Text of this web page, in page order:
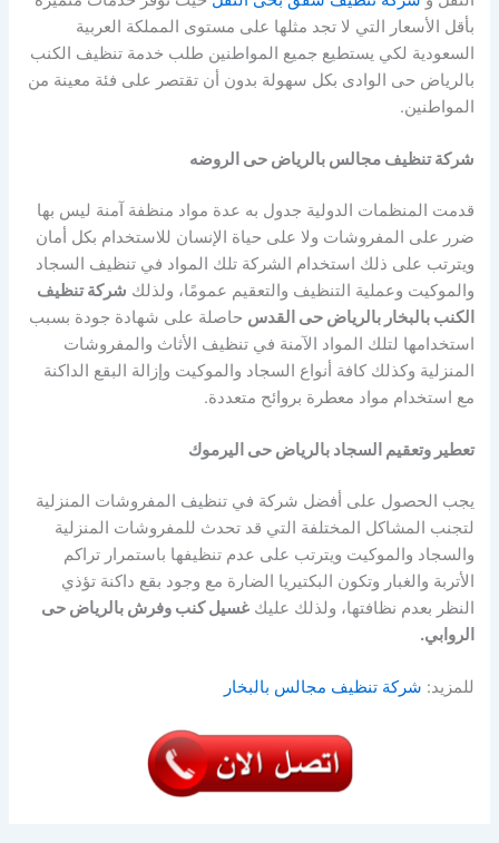
بأقل الأسعار التي لا تجد مثلها على مستوى المملكة العربية
السعودية لكي يستطيع جميع المواطنين طلب خدمة تنظيف الكنب
بالرياض حى الوادى بكل سهولة بدون أن تقتصر على فئة معينة من
المواطنين.
شركة تنظيف مجالس بالرياض حى الروضه
قدمت المنظمات الدولية جدول به عدة مواد منظفة آمنة ليس بها
ضرر على المفروشات ولا على حياة الإنسان للاستخدام بكل أمان
ويترتب على ذلك استخدام الشركة تلك المواد في تنظيف السجاد
والموكيت وعملية التنظيف والتعقيم عمومًا، ولذلك شركة تنظيف
الكنب بالبخار بالرياض حى القدس حاصلة على شهادة جودة بسبب
استخدامها لتلك المواد الآمنة في تنظيف الأثاث والمفروشات
المنزلية وكذلك كافة أنواع السجاد والموكيت وإزالة البقع الداكنة
مع استخدام مواد معطرة بروائح متعددة.
تعطير وتعقيم السجاد بالرياض حى اليرموك
يجب الحصول على أفضل شركة في تنظيف المفروشات المنزلية
لتجنب المشاكل المختلفة التي قد تحدث للمفروشات المنزلية
والسجاد والموكيت ويترتب على عدم تنظيفها باستمرار تراكم
الأتربة والغبار وتكون البكتيريا الضارة مع وجود بقع داكنة تؤذي
النظر بعدم نظافتها، ولذلك عليكغسيل كنب وفرش بالرياض حى
الروابي.
للمزيد: شركة تنظيف مجالس بالبخار